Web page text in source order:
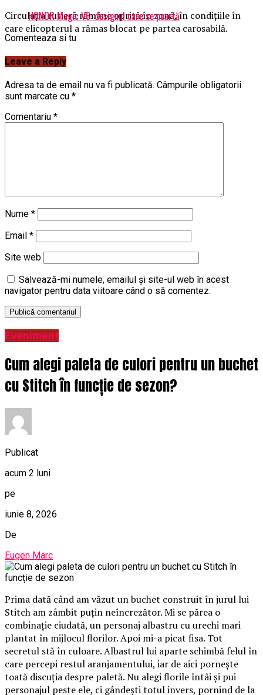
Circulația rutieră rămâne oprită în zonă, în condițiile în
care elicopterul a rămas blocat pe partea carosabilă.
HONOR Magic V6: designul care se poartă
Comenteaza si tu
Leave a Reply
Adresa ta de email nu va fi publicată. Câmpurile obligatorii
sunt marcate cu *
Comentariu *
Nume *
Email *
Site web
Salvează-mi numele, emailul și site-ul web în acest
navigator pentru data viitoare când o să comentez.
Eveniment
Cum alegi paleta de culori pentru un buchet
cu Stitch în funcție de sezon?
Publicat
acum 2 luni
pe
iunie 8, 2026
De
Eugen Marc
Prima dată când am văzut un buchet construit în jurul lui
Stitch am zâmbit puțin neîncrezător. Mi se părea o
combinație ciudată, un personaj albastru cu urechi mari
plantat în mijlocul florilor. Apoi mi-a picat fisa. Tot
secretul stă în culoare. Albastrul lui aparte schimbă felul în
care percepi restul aranjamentului, iar de aici pornește
toată discuția despre paletă. Nu alegi florile întâi și pui
personajul peste ele, ci gândești totul invers, pornind de la